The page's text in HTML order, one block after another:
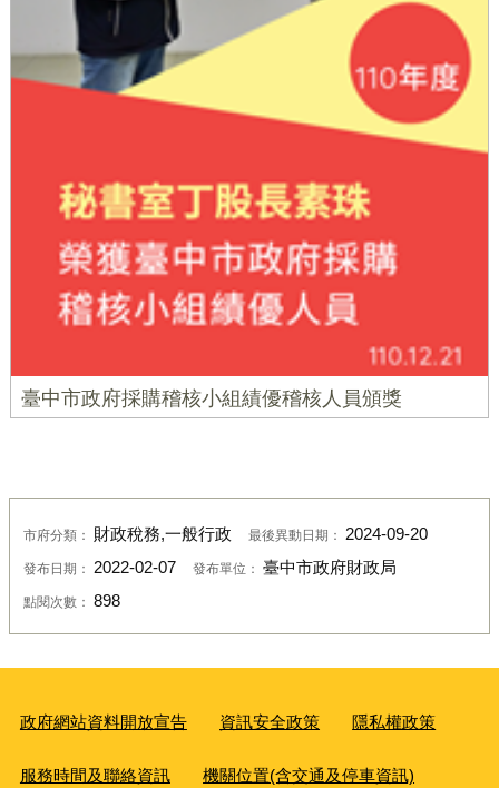
臺中市政府採購稽核小組績優稽核人員頒獎
市府分類： 財政稅務,一般行政 最後異動日期： 2024-09-20
發布日期： 2022-02-07 發布單位： 臺中市政府財政局
點閱次數： 898
政府網站資料開放宣告 資訊安全政策 隱私權政策
服務時間及聯絡資訊 機關位置(含交通及停車資訊)